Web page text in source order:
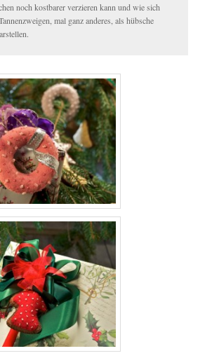
noch kostbarer verzieren kann und wie sich
mal ganz anderes, als hübsche